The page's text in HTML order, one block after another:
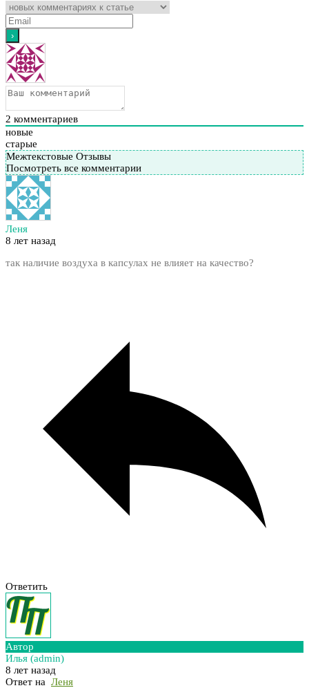
2 комментариев
новые
старые
Межтекстовые Отзывы
Посмотреть все комментарии
Леня
8 лет назад
так наличие воздуха в капсулах не влияет на качество?
Ответить
Автор
Илья (admin)
8 лет назад
Ответ на Леня